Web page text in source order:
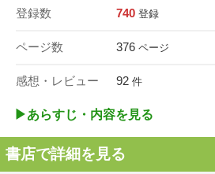
登録数 740 登録
ページ数 376 ページ
感想・レビュー 92 件
▶︎あらすじ・内容を見る
書店で詳細を見る